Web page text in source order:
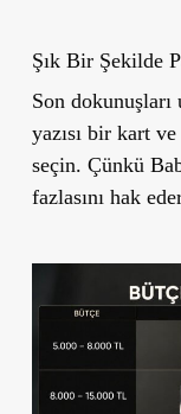
Şık Bir Şekilde
Son
yazısı bir kart
seçin. Çünkü
fazlasını hak